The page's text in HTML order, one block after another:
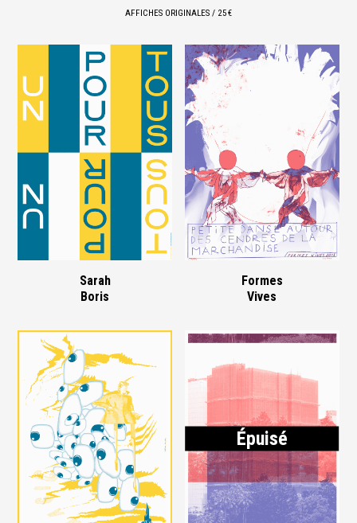
AFFICHES ORIGINALES / 25 €
Sarah
Boris
Formes
Vives
Épuisé